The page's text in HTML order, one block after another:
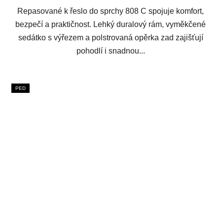
Repasované k řeslo do sprchy 808 C spojuje komfort,
bezpečí a praktičnost. Lehký duralový rám, vyměkčené
sedátko s výřezem a polstrovaná opěrka zad zajišťují
pohodlí i snadnou...
PED